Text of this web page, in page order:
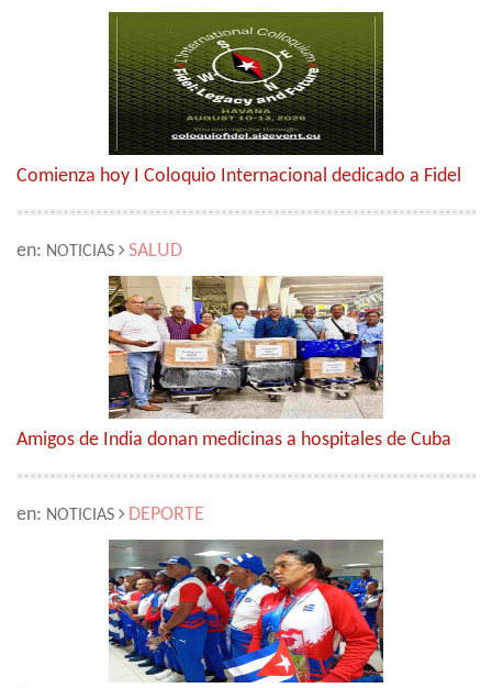
Comienza hoy I Coloquio Internacional dedicado a Fidel
en: NOTICIAS SALUD
Amigos de India donan medicinas a hospitales de Cuba
en: NOTICIAS DEPORTE